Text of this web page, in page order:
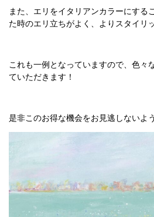
また、エリをイタリアンカラーにする
た時のエリ立ちがよく、よりスタイリ
これも一例となっていますので、色々
ていただきます！
是非このお得な機会をお見逃しないよ